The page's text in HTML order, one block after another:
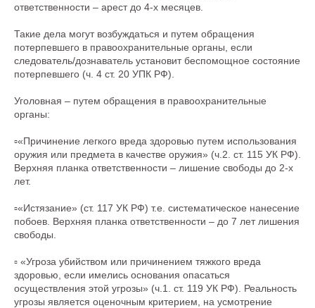
ответственности – арест до 4-х месяцев.
Такие дела могут возбуждаться и путем обращения
потерпевшего в правоохранительные органы, если
следователь/дознаватель установит беспомощное состояние
потерпевшего (ч. 4 ст. 20 УПК РФ).
Уголовная – путем обращения в правоохранительные
органы:
▫️«Причинение легкого вреда здоровью путем использования
оружия или предмета в качестве оружия» (ч.2. ст. 115 УК РФ).
Верхняя планка ответственности – лишение свободы до 2-х
лет.
▫️«Истязание» (ст. 117 УК РФ) т.е. систематическое нанесение
побоев. Верхняя планка ответственности – до 7 лет лишения
свободы.
▫️ «Угроза убийством или причинением тяжкого вреда
здоровью, если имелись основания опасаться
осуществления этой угрозы» (ч.1. ст. 119 УК РФ). Реальность
угрозы является оценочным критерием, на усмотрение